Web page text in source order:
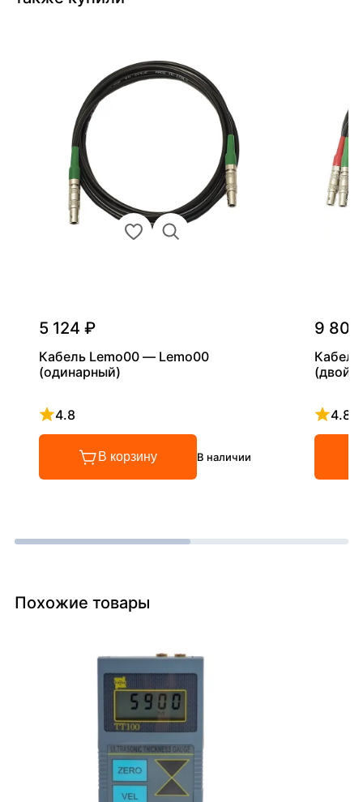
5 124 ₽
Кабель Lemo00 — Lemo00
(одинарный)
4.8
Рейтинг 4.8 из 5
В корзину В наличии
9
4.8
Похожие товары